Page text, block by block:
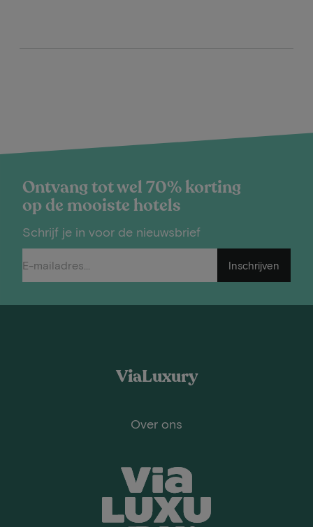
Ontvang tot wel 70% korting
op de mooiste hotels
Schrijf je in voor de nieuwsbrief
Inschrijven
ViaLuxury
Over ons